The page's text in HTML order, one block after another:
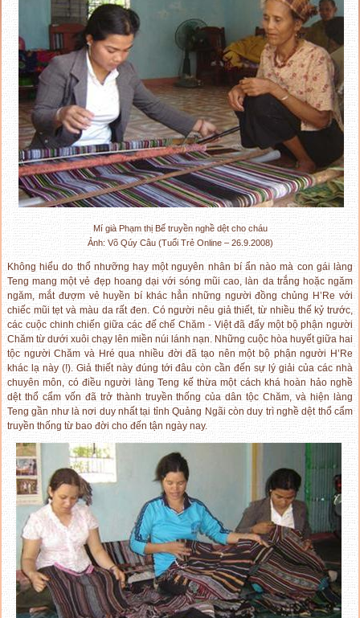
Mí già Phạm thị Bế truyền nghề dệt cho cháu
Ảnh: Võ Qúy Câu (Tuổi Trẻ Online – 26.9.2008)
Không hiểu do thổ nhưỡng hay một nguyên nhân bí ẩn nào mà con gái làng
Teng mang một vẻ đẹp hoang dại với sóng mũi cao, làn da trắng hoặc ngăm
ngăm, mắt đượm vẻ huyền bí khác hẳn những người đồng chủng H’Re với
chiếc mũi tẹt và màu da rất đen. Có người nêu giả thiết, từ nhiều thế kỷ trước,
các cuộc chinh chiến giữa các đế chế Chăm - Việt đã đẩy một bộ phận người
Chăm từ dưới xuôi chạy lên miền núi lánh nạn. Những cuộc hòa huyết giữa hai
tộc người Chăm và Hré qua nhiều đời đã tạo nên một bộ phận người H’Re
khác lạ này (!). Giả thiết này đúng tới đâu còn cần đến sự lý giải của các nhà
chuyên môn, có điều người làng Teng kế thừa một cách khá hoàn hảo nghề
dệt thổ cẩm vốn đã trở thành truyền thống của dân tộc Chăm, và hiện làng
Teng gần như là nơi duy nhất tại tỉnh Quảng Ngãi còn duy trì nghề dệt thổ cẩm
truyền thống từ bao đời cho đến tận ngày nay.